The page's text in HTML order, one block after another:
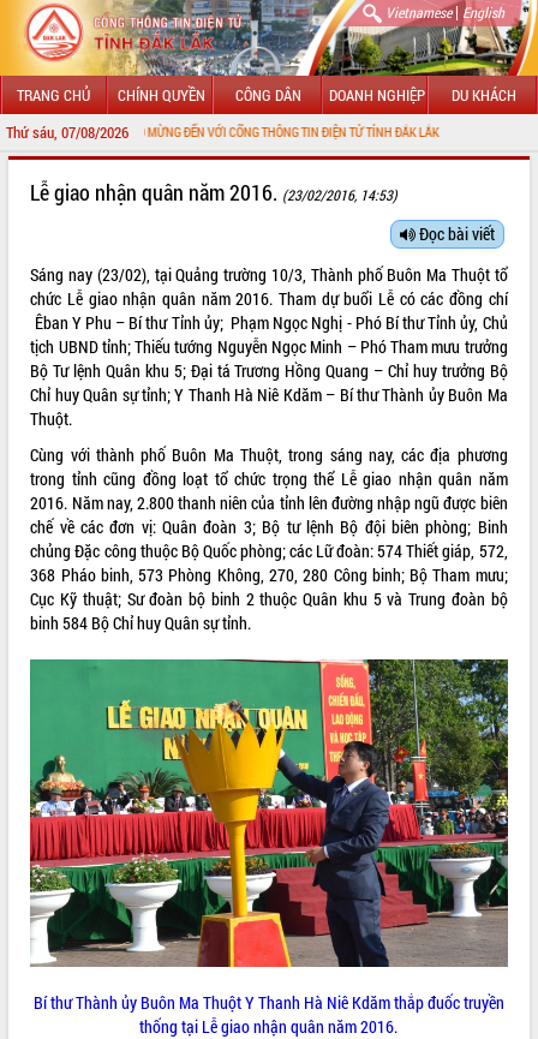
Vietnamese| English
TRANG CHỦ CHÍNH QUYỀN CÔNG DÂN DOANH NGHIỆP DU KHÁCH
Thứ sáu, 07/08/2026
CHÀO MỪNG ĐẾN VỚI CỔNG THÔNG TIN ĐIỆN TỬ TỈNH ĐẮK LẮK
GIỚI THIỆU
TIN TỨC SỰ KIỆN
SỞ, BAN, NGÀNH
UBND CÁC XÃ, PHƯỜNG
THÔNG TIN CHỈ ĐẠO ĐIỀU HÀNH
HỆ THỐNG VĂN BẢN
VĂN BẢN HĐND TỈNH
ĐIỂM TIN VĂN BẢN
QUY HOẠCH - KẾ HOẠCH
Lễ giao nhận quân năm 2016. (23/02/2016, 14:53)
Đọc bài viết
Sáng nay (23/02), tại Quảng trường 10/3, Thành phố Buôn Ma Thuột tổ
chức Lễ giao nhận quân năm 2016. Tham dự buổi Lễ có các đồng chí
Êban Y Phu – Bí thư Tỉnh ủy; Phạm Ngọc Nghị - Phó Bí thư Tỉnh ủy, Chủ
tịch UBND tỉnh; Thiếu tướng Nguyễn Ngọc Minh – Phó Tham mưu trưởng
Bộ Tư lệnh Quân khu 5; Đại tá Trương Hồng Quang – Chỉ huy trưởng Bộ
Chỉ huy Quân sự tỉnh; Y Thanh Hà Niê Kdăm – Bí thư Thành ủy Buôn Ma
Thuột.
Cùng với thành phố Buôn Ma Thuột, trong sáng nay, các địa phương
trong tỉnh cũng đồng loạt tổ chức trọng thể Lễ giao nhận quân năm
2016. Năm nay, 2.800 thanh niên của tỉnh lên đường nhập ngũ được biên
chế về các đơn vị: Quân đoàn 3; Bộ tư lệnh Bộ đội biên phòng; Binh
chủng Đặc công thuộc Bộ Quốc phòng; các Lữ đoàn: 574 Thiết giáp, 572,
368 Pháo binh, 573 Phòng Không, 270, 280 Công binh; Bộ Tham mưu;
Cục Kỹ thuật; Sư đoàn bộ binh 2 thuộc Quân khu 5 và Trung đoàn bộ
binh 584 Bộ Chỉ huy Quân sự tỉnh.
Bí thư Thành ủy Buôn Ma Thuột Y Thanh Hà Niê Kdăm thắp đuốc truyền
thống tại Lễ giao nhận quân năm 2016.